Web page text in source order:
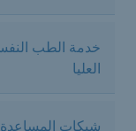
خدمة الطب
العليا
شبكات